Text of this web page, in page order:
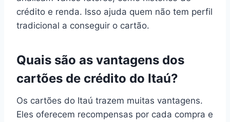
crédito e renda. Isso ajuda quem não tem perfil
tradicional a conseguir o cartão.
Quais são as vantagens dos
cartões de crédito do Itaú?
Os cartões do Itaú trazem muitas vantagens.
Eles oferecem recompensas por cada compra e